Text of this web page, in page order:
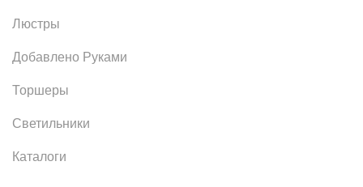
Люстры
Добавлено Руками
Торшеры
Светильники
Каталоги